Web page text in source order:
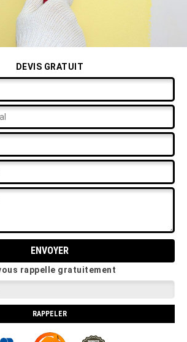
DEVIS GRATUIT
rappelle gratuitement